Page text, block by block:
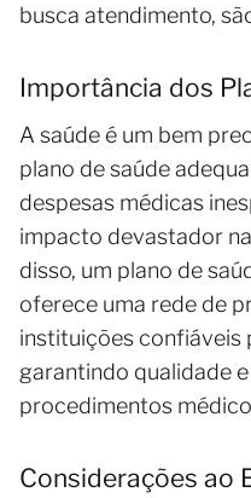
busca atendimento,
Importância dos
A saúde é um bem
plano de saúde
despesas médicas
impacto devastador
disso, um plano de
oferece uma rede de
instituições confiáveis
garantindo qualidade
procedimentos
Considerações ao